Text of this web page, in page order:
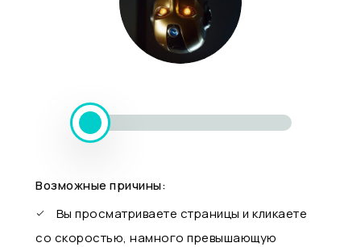
Возможные причины:
Вы просматриваете страницы и кликаете
со скоростью, намного превышающую